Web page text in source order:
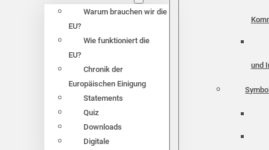
Warum brauchen wir die
EU?
Wie funktioniert die
EU?
Chronik der
Europäischen Einigung
Statements
Quiz
Downloads
Digitale
und